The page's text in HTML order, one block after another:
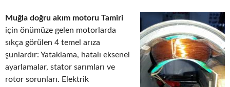
Muğla doğru akım motoru Tamiri
için önümüze gelen motorlarda
sıkça görülen 4 temel arıza
şunlardır: Yataklama, hatalı eksenel
ayarlamalar, stator sarımları ve
rotor sorunları. Elektrik